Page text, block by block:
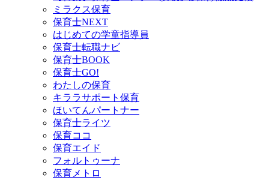
ミラクス保育
保育⼠NEXT
はじめての学童指導員
保育士転職ナビ
保育士BOOK
保育士GO!
わたしの保育
キララサポート保育
ほいてんパートナー
保育士ライツ
保育ココ
保育エイド
フォルトゥーナ
保育メトロ